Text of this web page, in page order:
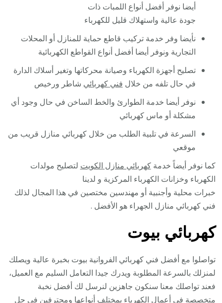
أيضا نوفر أفضل أنواع اللمبات ذات
جودة عالية واستهلاك قليل للكهرباء
نأيضا وفر خدمة تركيب قاطع حماية للمنازل أو المحلات
التجارية ونوفر أيضا أفضل أنواع القواطع الكهربائية
تصليح أجهزة الكهرباء وصيانة محركاتها وتغير أسلاك الدارة
في حال تلفه من خلال فني كهربائي شاطر ورخيص
نوفر أيضا خدمة الطوارئ والخط الساخن في حال وجود أي
مشكلة أو ماس كهربائي
السرعة في تلبية الطلب من خلال كهربائي منازل قريب من
موقعي
كما نوفر أيضاً خدمةكهربائي منازل الكويت لتصليح مولدات
الكهرباء وخزانات الكهرباء المركزية و لدينا
خبرات محلية وأجنبية أو مهندسين مختصين في هذا المجال لذلك
فني كهربائي منازل الجهراء هو الأفضل .
كهربائي بيوت
تواصلوا مع أفضل فني كهربائي الفروانية بيوت بخبرة عالية ويصلك
لمنزلك بالسرعة المطلوبة ويدرك جيدا التعامل السليم مع العميل،
فعند تواصلك معنا سنكون جاهزين لنرسل لك أفضل نخبة
متخصصة في أعمال الكهرباء بمختلف أنواعها ومحترفين في حل